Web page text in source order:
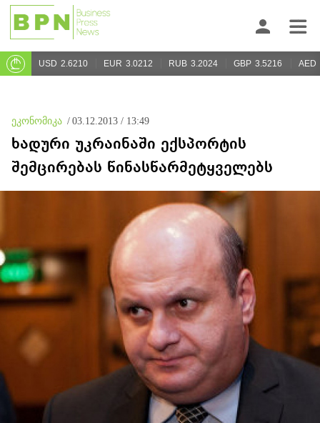
USD 2.6210 EUR 3.0212 RUB 3.2024 GBP 3.5216 AED
ეკონომიკა / 03.12.2013 / 13:49
ხადური უკრაინაში ექსპორტის
შემცირებას წინასწარმეტყველებს